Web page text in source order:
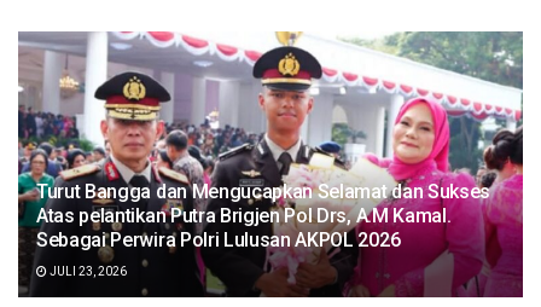
Turut Bangga dan Mengucapkan Selamat dan Sukses
Atas pelantikan Putra Brigjen Pol Drs, A.M Kamal.
Sebagai Perwira Polri Lulusan AKPOL 2026
JULI 23, 2026